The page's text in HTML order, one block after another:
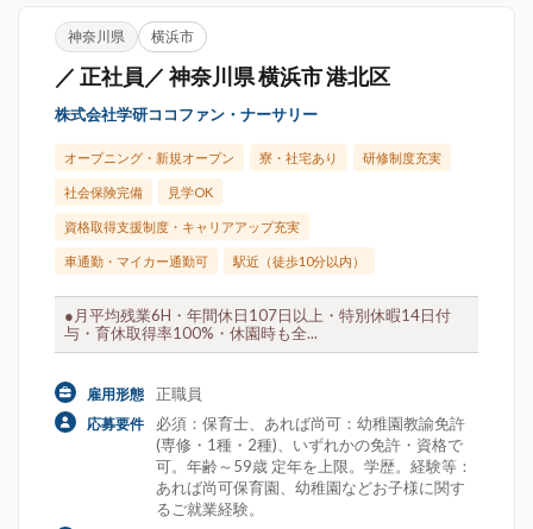
神奈川県 横浜市
／ 正社員／ 神奈川県 横浜市 港北区
株式会社学研ココファン・ナーサリー
オープニング・新規オープン 寮・社宅あり 研修制度充実
社会保険完備 見学OK
資格取得支援制度・キャリアアップ充実
車通勤・マイカー通勤可 駅近（徒歩10分以内）
●月平均残業6H・年間休日107日以上・特別休暇14日付
与・育休取得率100%・休園時も全...
雇用形態 正職員
応募要件
必須：保育士、あれば尚可：幼稚園教諭免許
(専修・1種・2種)、いずれかの免許・資格で
可。年齢～59歳 定年を上限。学歴。経験等：
あれば尚可保育園、幼稚園などお子様に関す
るご就業経験。